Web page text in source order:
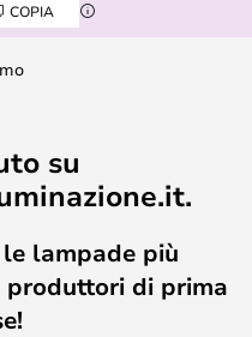
COPIA
su
lampade più
produttori di prima